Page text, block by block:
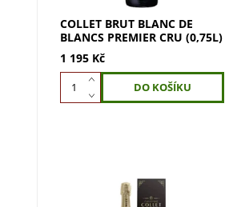
COLLET BRUT BLANC DE
BLANCS PREMIER CRU (0,75L)
1 195 Kč
Collet Brut Blanc de Noirs